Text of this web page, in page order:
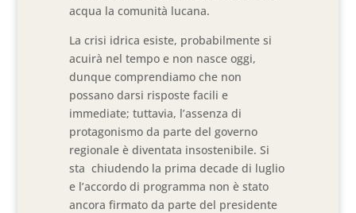
acqua la comunità lucana.
La crisi idrica esiste, probabilmente si
acuirà nel tempo e non nasce oggi,
dunque comprendiamo che non
possano darsi risposte facili e
immediate; tuttavia, l’assenza di
protagonismo da parte del governo
regionale è diventata insostenibile. Si
sta chiudendo la prima decade di luglio
e l’accordo di programma non è stato
ancora firmato da parte del presidente